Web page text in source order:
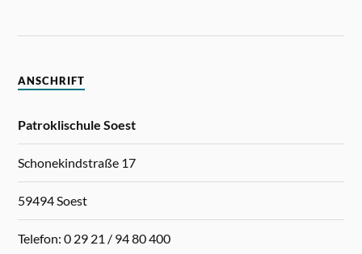
ANSCHRIFT
Patroklischule Soest
Schonekindstraße 17
59494 Soest
Telefon: 0 29 21 / 94 80 400